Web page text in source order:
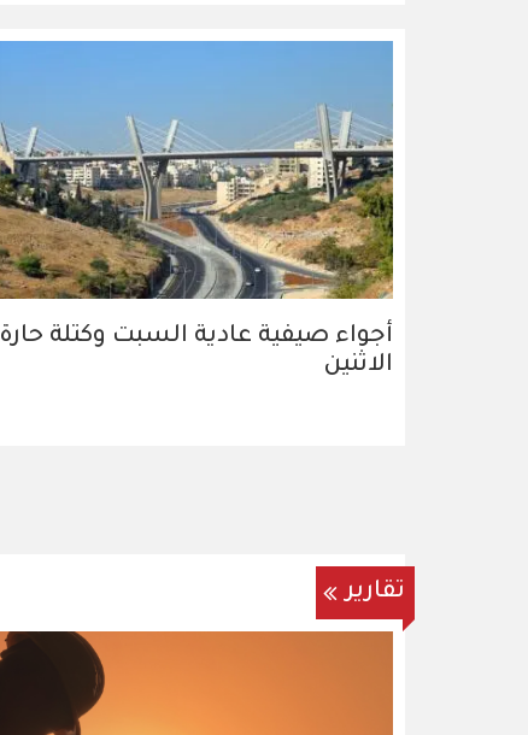
أجواء صيفية عادية السبت وكتلة حارة
الاثنين
تقارير